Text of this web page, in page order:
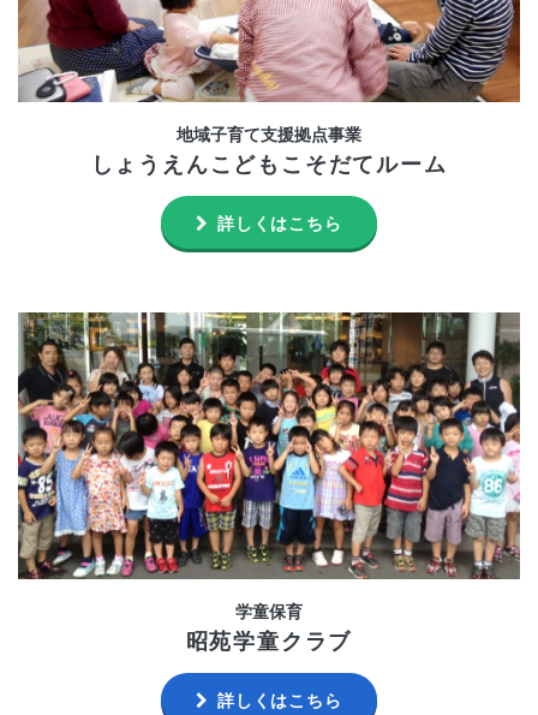
地域子育て支援拠点事業
しょうえんこどもこそだてルーム
詳しくはこちら
学童保育
昭苑学童クラブ
詳しくはこちら